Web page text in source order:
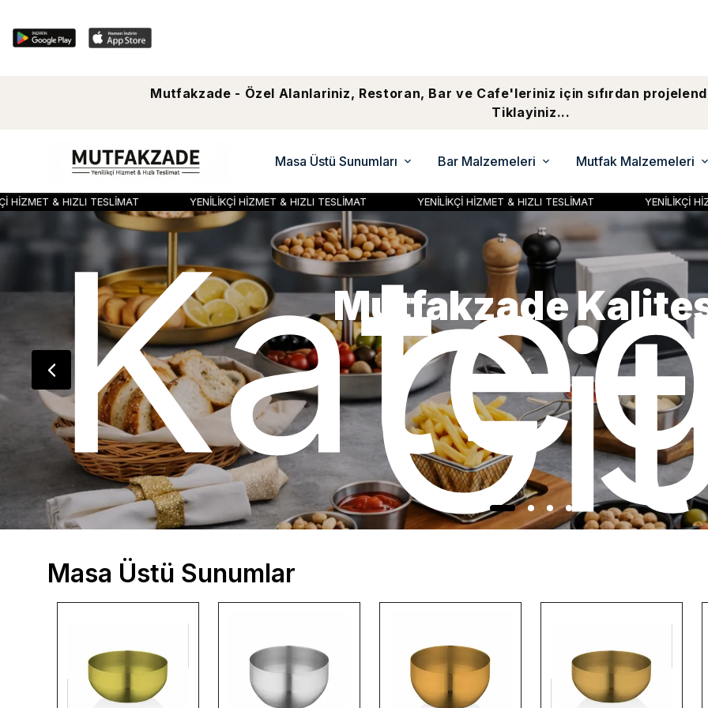
Mutfakzade - Özel Alanlariniz, Restoran, Bar ve Cafe'leriniz için sıfırdan
Tiklayiniz...
Masa Üstü Sunumları Bar Malzemeleri Mutfak Malzemeleri
YENİLİKÇİ HİZMET & HIZLI TESLİMAT YENİLİKÇİ HİZMET & HIZLI TESLİMAT YENİLİKÇİ HİZMET & HIZLI TESLİMAT
Servis Sunum ve Bar
Git
Masa Üstü Sunumlar